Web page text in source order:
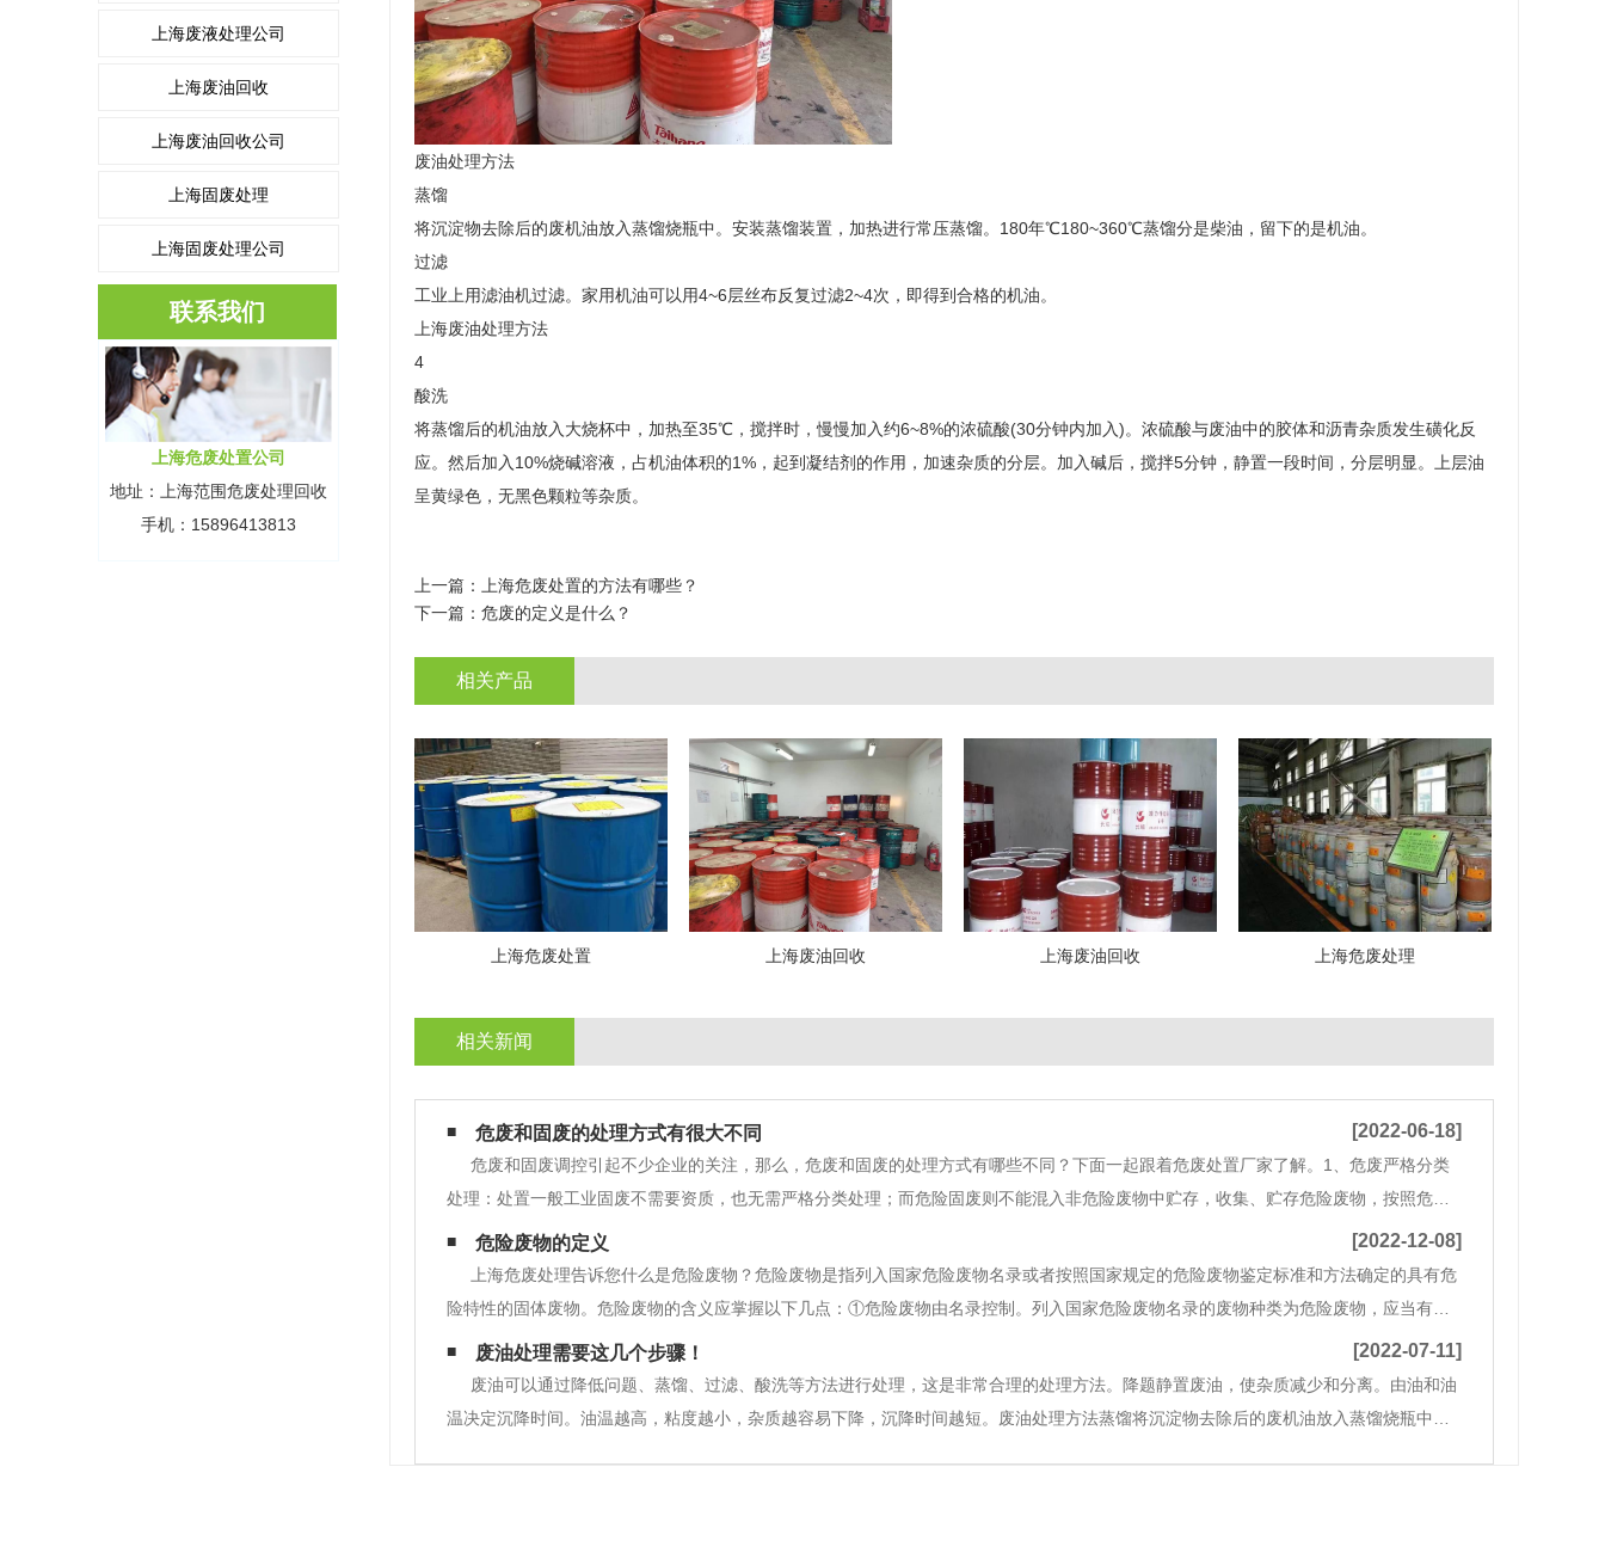
上海废液处理公司
上海废油回收
上海废油回收公司
上海固废处理
上海固废处理公司
联系我们
上海危废处置公司
地址：上海范围危废处理回收
手机：15896413813
废油处理方法
蒸馏
将沉淀物去除后的废机油放入蒸馏烧瓶中。安装蒸馏装置，加热进行常压蒸馏。180年℃180~360℃蒸馏分是柴油，留下的是机油。
过滤
工业上用滤油机过滤。家用机油可以用4~6层丝布反复过滤2~4次，即得到合格的机油。
上海废油处理方法
4
酸洗
将蒸馏后的机油放入大烧杯中，加热至35℃，搅拌时，慢慢加入约6~8%的浓硫酸(30分钟内加入)。浓硫酸与废油中的胶体和沥青杂质发生磺化反
应。然后加入10%烧碱溶液，占机油体积的1%，起到凝结剂的作用，加速杂质的分层。加入碱后，搅拌5分钟，静置一段时间，分层明显。上层油
呈黄绿色，无黑色颗粒等杂质。
上一篇：
上海危废处置的方法有哪些？
下一篇： 危废的定义是什么？
相关产品
上海危废处置 上海废油回收 上海废油回收 上海危废处理
相关新闻
危废和固废的处理方式有很大不同 [2022-06-18]
危废和固废调控引起不少企业的关注，那么，危废和固废的处理方式有哪些不同？下面一起跟着危废处置厂家了解。1、危废严格分类
处理：处置一般工业固废不需要资质，也无需严格分类处理；而危险固废则不能混入非危险废物中贮存，收集、贮存危险废物，按照危险
废物特性分类进行，禁止混合收集、贮存、运输、处置性质不相容而未经安荃性处置的危险废物。2、危废严格防护措施：贮存危险废物采
取符合国家环境保护标准的防护措施，并不得
危险废物的定义 [2022-12-08]
上海危废处理告诉您什么是危险废物？危险废物是指列入国家危险废物名录或者按照国家规定的危险废物鉴定标准和方法确定的具有危
险特性的固体废物。危险废物的含义应掌握以下几点：①危险废物由名录控制。列入国家危险废物名录的废物种类为危险废物，应当有特
殊的防治措施和管理办法；②虽然未列入国家危险废物名录，但根据国家危险废物鉴定标准和方法，废物中有害有毒成分含量超过标准限
值的，认定为危险废物；③危险废物的形式不限
废油处理需要这几个步骤！ [2022-07-11]
废油可以通过降低问题、蒸馏、过滤、酸洗等方法进行处理，这是非常合理的处理方法。降题静置废油，使杂质减少和分离。由油和油
温决定沉降时间。油温越高，粘度越小，杂质越容易下降，沉降时间越短。废油处理方法蒸馏将沉淀物去除后的废机油放入蒸馏烧瓶中。